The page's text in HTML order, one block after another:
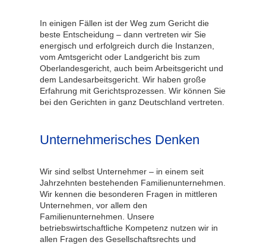
In einigen Fällen ist der Weg zum Gericht die
beste Entscheidung – dann vertreten wir Sie
energisch und erfolgreich durch die Instanzen,
vom Amtsgericht oder Landgericht bis zum
Oberlandesgericht, auch beim Arbeitsgericht und
dem Landesarbeitsgericht. Wir haben große
Erfahrung mit Gerichtsprozessen. Wir können Sie
bei den Gerichten in ganz Deutschland vertreten.
Unternehmerisches Denken
Wir sind selbst Unternehmer – in einem seit
Jahrzehnten bestehenden Familienunternehmen.
Wir kennen die besonderen Fragen in mittleren
Unternehmen, vor allem den
Familienunternehmen. Unsere
betriebswirtschaftliche Kompetenz nutzen wir in
allen Fragen des Gesellschaftsrechts und